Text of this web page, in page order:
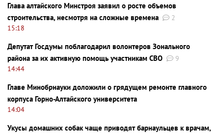
Глава алтайского Минстроя заявил о росте объемов
строительства, несмотря на сложные времена
2
15:18
Депутат Госдумы поблагодарил волонтеров Зонального
района за их активную помощь участникам СВО
9
14:44
Главе Минобрнауки доложили о грядущем ремонте главного
корпуса Горно-Алтайского университета
14:04
Укусы домашних собак чаще приводят барнаульцев к врачам,